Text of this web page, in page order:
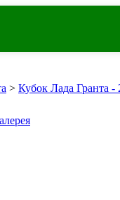
> Кубок Лада Гранта -